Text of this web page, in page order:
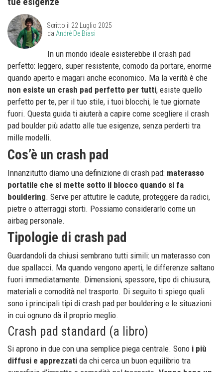
Scritto il 22 Luglio 2025
da Andrè De Biasi
In un mondo ideale esisterebbe il crash pad
perfetto: leggero, super resistente, comodo da portare, enorme
quando aperto e magari anche economico. Ma la verità è che
non esiste un crash pad perfetto per tutti, esiste quello
perfetto per te, per il tuo stile, i tuoi blocchi, le tue giornate
fuori. Questa guida ti aiuterà a capire come scegliere il crash
pad boulder più adatto alle tue esigenze, senza perderti tra
mille modelli.
Cos’è un crash pad
Innanzitutto diamo una definizione di crash pad: materasso
portatile che si mette sotto il blocco quando si fa
bouldering. Serve per attutire le cadute, proteggere da radici,
pietre o atterraggi storti. Possiamo considerarlo come un
airbag personale.
Tipologie di crash pad
Guardandoli da chiusi sembrano tutti simili: un materasso con
due spallacci. Ma quando vengono aperti, le differenze saltano
fuori immediatamente. Dimensioni, spessore, tipo di chiusura,
materiali e comodità nel trasporto. Di seguito ti spiego quali
sono i principali tipi di crash pad per bouldering e le situazioni
in cui ognuno dà il proprio meglio.
Crash pad standard (a libro)
Si aprono in due con una semplice piega centrale. Sono i più
diffusi e apprezzati da chi cerca un buon equilibrio tra